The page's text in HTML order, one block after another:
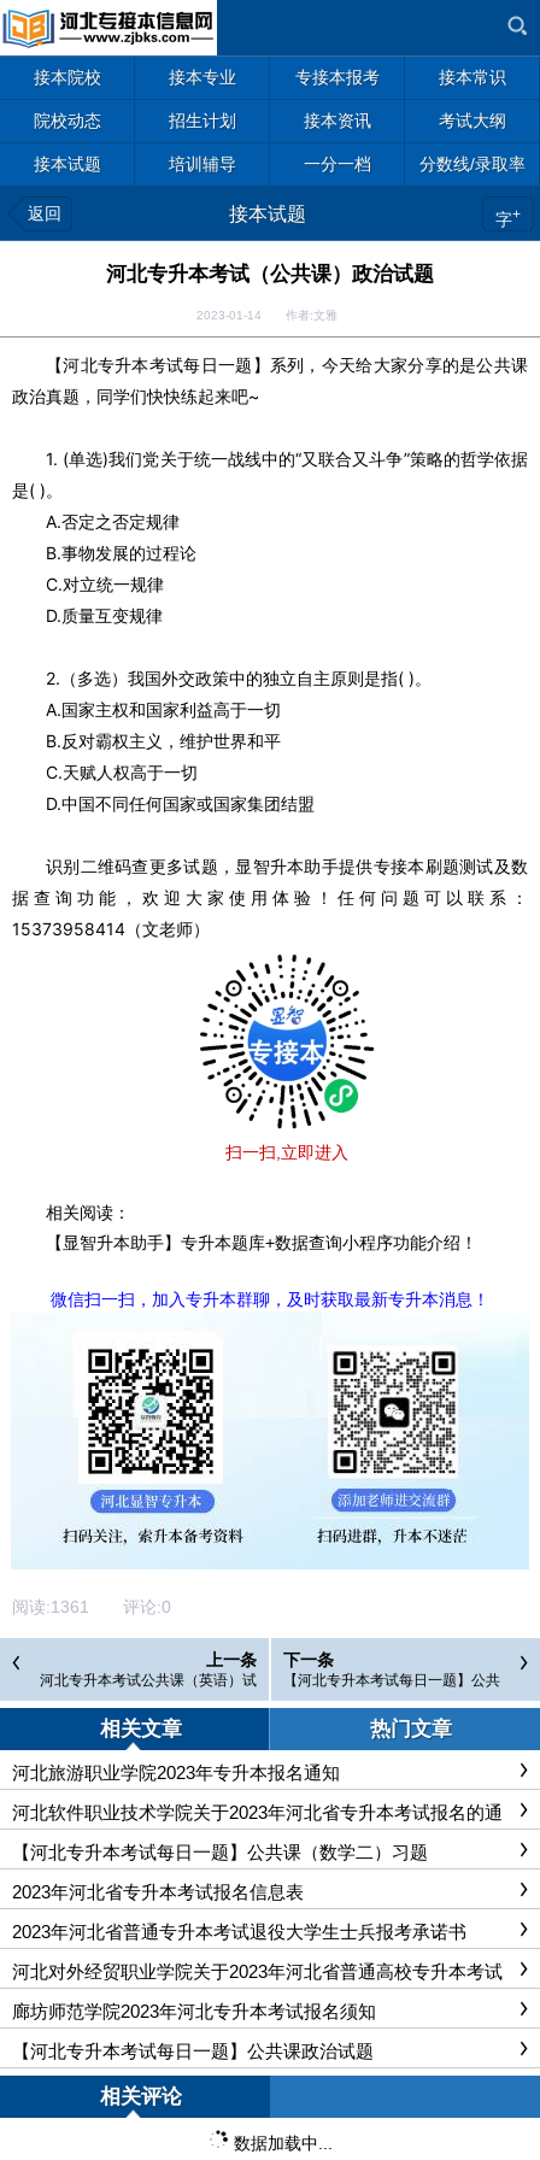
接本院校 接本专业 专接本报考 接本常识
院校动态 招生计划 接本资讯 考试大纲
接本试题 培训辅导 一分一档 分数线/录取率
返回 接本试题 字+
河北专升本考试（公共课）政治试题
2023-01-14 作者:文雅
【河北专升本考试每日一题】系列，今天给大家分享的是公共课
政治真题，同学们快快练起来吧~
1. (单选)我们党关于统一战线中的“又联合又斗争”策略的哲学依据
是( )。
A.否定之否定规律
B.事物发展的过程论
C.对立统一规律
D.质量互变规律
2.（多选）我国外交政策中的独立自主原则是指( )。
A.国家主权和国家利益高于一切
B.反对霸权主义，维护世界和平
C.天赋人权高于一切
D.中国不同任何国家或国家集团结盟
识别二维码查更多试题，显智升本助手提供专接本刷题测试及数
据查询功能，欢迎大家使用体验！任何问题可以联系：
15373958414（文老师）
扫一扫,立即进入
相关阅读：
【显智升本助手】专升本题库+数据查询小程序功能介绍！
微信扫一扫，加入专升本群聊，及时获取最新专升本消息！
阅读:1361 评论:0
上一条
河北专升本考试公共课（英语）试
题01.29
下一条
【河北专升本考试每日一题】公共
课（数学二）习题
相关文章 热门文章
河北旅游职业学院2023年专升本报名通知
河北软件职业技术学院关于2023年河北省专升本考试报名的通
知
【河北专升本考试每日一题】公共课（数学二）习题
2023年河北省专升本考试报名信息表
2023年河北省普通专升本考试退役大学生士兵报考承诺书
河北对外经贸职业学院关于2023年河北省普通高校专升本考试
报名工作的通知
廊坊师范学院2023年河北专升本考试报名须知
【河北专升本考试每日一题】公共课政治试题
相关评论
数据加载中...